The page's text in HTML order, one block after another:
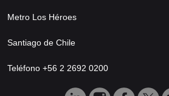
Metro Los Héroes
Santiago de Chile
Teléfono +56 2 2692 0200